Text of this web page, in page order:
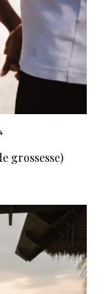
grossesse)